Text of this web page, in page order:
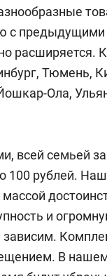
с предыдущими
расширяется.
Тюмень,
Ола,
всей семьей
100 рублей.
и
зависим.
В